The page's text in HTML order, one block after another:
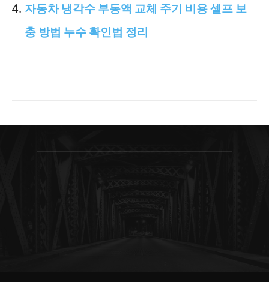
자동차 냉각수 부동액 교체 주기 비용 셀프 보
충 방법 누수 확인법 정리